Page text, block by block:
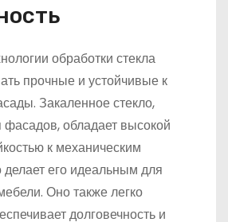
обработки стекла
прочные и устойчивые к
Закаленное стекло,
фасадов, обладает высокой
к механическим
делает его идеальным для
Оно также легко
долговечность и